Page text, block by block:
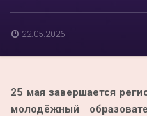
Перепись — 2020
22.05.2026
25 мая завершается
молодёжный